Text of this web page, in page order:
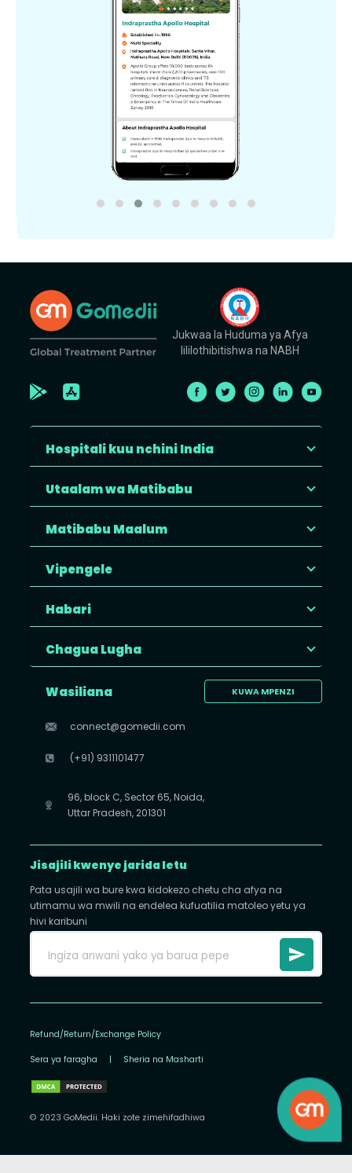
Jukwaa la Huduma ya Afya
lililothibitishwa na NABH
Hospitali kuu nchini India
Utaalam wa Matibabu
Matibabu Maalum
Vipengele
Habari
Chagua Lugha
KUWA MPENZI
Wasiliana
connect@gomedii.com
(+91) 9311101477
96, block C, Sector 65, Noida,
Uttar Pradesh, 201301
Jisajili kwenye jarida letu
Pata usajili wa bure kwa kidokezo chetu cha afya na
utimamu wa mwili na endelea kufuatilia matoleo yetu ya
hivi karibuni
Refund/Return/Exchange Policy
Sera ya faragha | Sheria na Masharti
© 2023 GoMedii. Haki zote zimehifadhiwa